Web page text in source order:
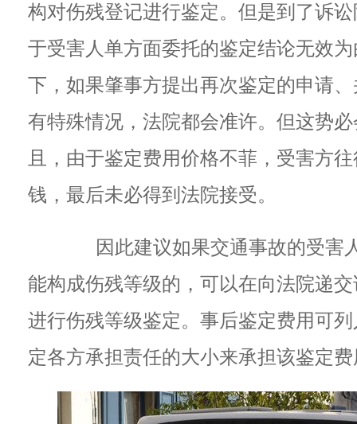
构对伤残登记进行鉴定。但是到了诉
于受害人单方面委托的鉴定结论无效
下，如果肇事方提出再次鉴定的申请
有特殊情况，法院都会准许。但这势
且，由于鉴定费用价格不菲，受害方
钱，最后未必得到法院接受。
因此建议如果交通事故的受害
能构成伤残等级的，可以在向法院递
进行伤残等级鉴定。事后鉴定费用可
定各方承担责任的大小来承担该鉴定